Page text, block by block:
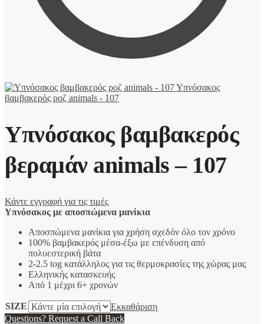
Υπνόσακος
βαμβακερός ροζ animals - 107
Υπνόσακος βαμβακερός
βεραμάν animals – 107
Κάντε εγγραφή για τις τιμές
Υπνόσακος με αποσπώμενα μανίκια
Αποσπώμενα μανίκια για χρήση σχεδόν όλο τον χρόνο
100% βαμβακερός μέσα-έξω με επένδυση από
πολυεστερική βάτα
2-2.5 tog κατάλληλος για τις θερμοκρασίες της χώρας μας
Ελληνικής κατασκευής
Από 1 μέχρι 6+ χρονών
SIZE
Εκκαθάριση
Questions? Request a Call Back